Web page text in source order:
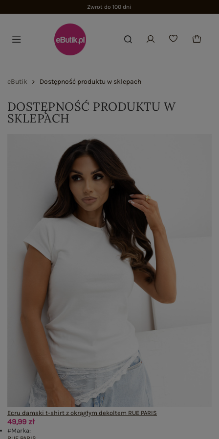
Zwrot do 100 dni
eButik Dostępność produktu w sklepach
DOSTĘPNOŚĆ PRODUKTU W
SKLEPACH
Ecru damski t-shirt z okrągłym dekoltem RUE PARIS
49,99 zł
#Marka: